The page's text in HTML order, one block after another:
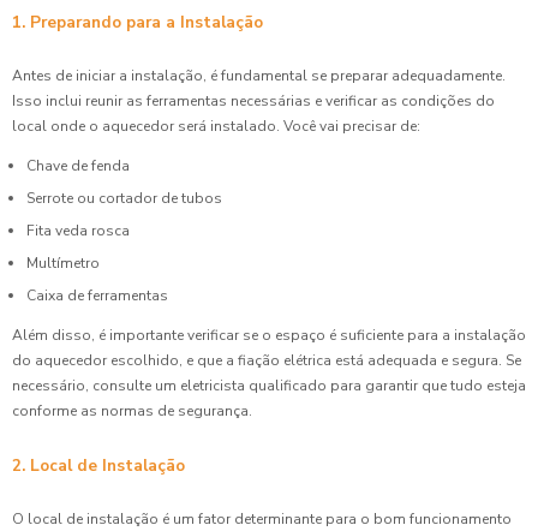
1. Preparando para a Instalação
Antes de iniciar a instalação, é fundamental se preparar adequadamente.
Isso inclui reunir as ferramentas necessárias e verificar as condições do
local onde o aquecedor será instalado. Você vai precisar de:
Chave de fenda
Serrote ou cortador de tubos
Fita veda rosca
Multímetro
Caixa de ferramentas
Além disso, é importante verificar se o espaço é suficiente para a instalação
do aquecedor escolhido, e que a fiação elétrica está adequada e segura. Se
necessário, consulte um eletricista qualificado para garantir que tudo esteja
conforme as normas de segurança.
2. Local de Instalação
O local de instalação é um fator determinante para o bom funcionamento